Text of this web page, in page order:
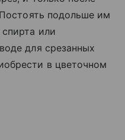
подольше им
или
для срезанных
в цветочном